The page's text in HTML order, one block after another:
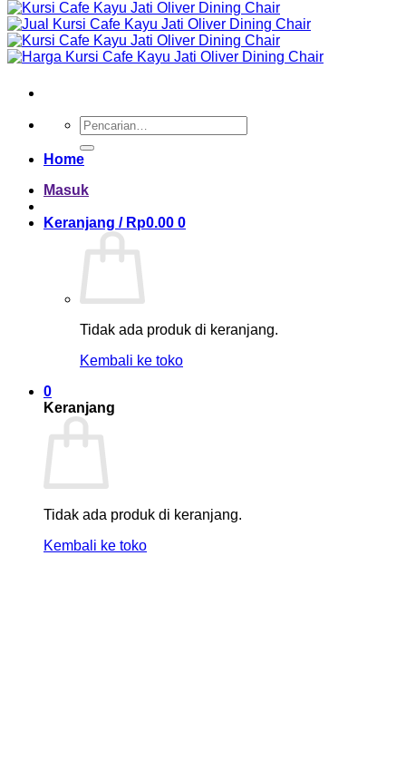
Pencarian
untuk:
Home
Masuk
Keranjang / Rp0.00 0
Tidak ada produk di keranjang.
Kembali ke toko
0
Keranjang
Tidak ada produk di keranjang.
Kembali ke toko